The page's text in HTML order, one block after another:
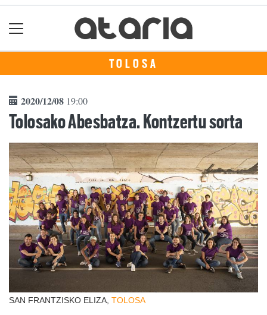
TOLOSA
2020/12/08 19:00
Tolosako Abesbatza. Kontzertu sorta
SAN FRANTZISKO ELIZA, TOLOSA